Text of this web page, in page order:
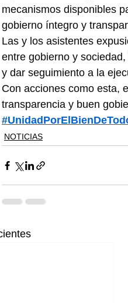
mecanismos disponibles
gobierno íntegro y
Las y los asistentes
entre gobierno y
y dar seguimiento a la
Con acciones como esta,
transparencia y buen
NOTICIAS